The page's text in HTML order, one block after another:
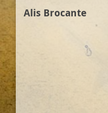
Alis Brocante